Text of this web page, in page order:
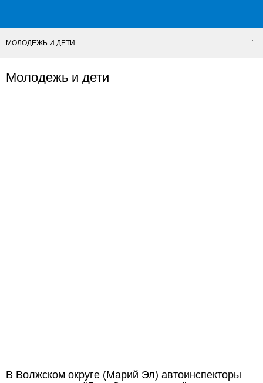
МОЛОДЕЖЬ И ДЕТИ
Молодежь и дети
В Волжском округе (Марий Эл) автоинспекторы